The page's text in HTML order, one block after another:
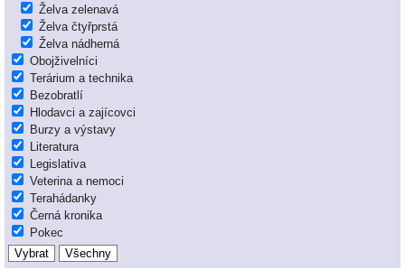
Želva zelenavá
Želva čtyřprstá
Želva nádherná
Obojživelníci
Terárium a technika
Bezobratlí
Hlodavci a zajícovci
Burzy a výstavy
Literatura
Legislativa
Veterina a nemoci
Terahádanky
Černá kronika
Pokec